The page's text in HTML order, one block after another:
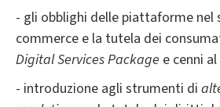
- gli obblighi delle piattaforme nel
commerce e la tutela dei
Digital Services Package e cenni
- introduzione agli strumenti di